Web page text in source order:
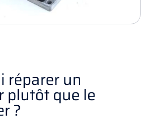
réparer un
plutôt que le
?